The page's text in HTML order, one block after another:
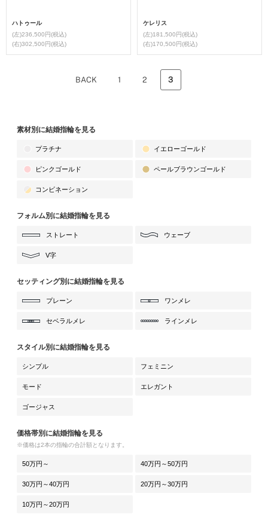
ハトゥール
(左)236,500円(税込)
(右)302,500円(税込)
ケレリス
(左)181,500円(税込)
(右)170,500円(税込)
BACK 1 2 3
素材別に結婚指輪を見る
プラチナ イエローゴールド
ピンクゴールド ペールブラウンゴールド
コンビネーション
フォルム別に結婚指輪を見る
ストレート ウェーブ
V字
セッティング別に結婚指輪を見る
プレーン ワンメレ
セベラルメレ ラインメレ
スタイル別に結婚指輪を見る
シンプル フェミニン
モード エレガント
ゴージャス
価格帯別に結婚指輪を見る
※価格は2本の指輪の合計額となります。
50万円～ 40万円～50万円
30万円～40万円 20万円～30万円
10万円～20万円